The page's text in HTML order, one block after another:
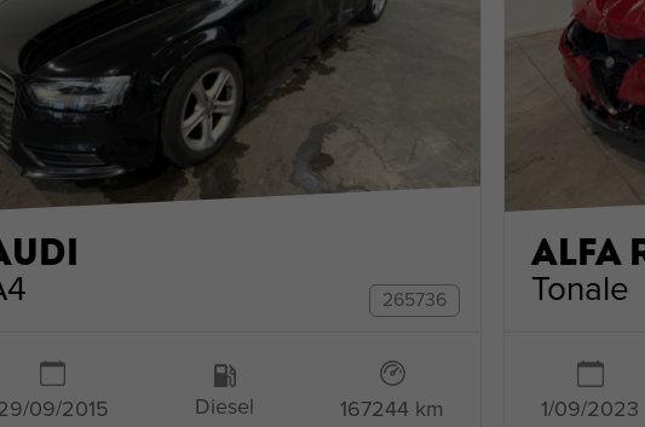
265736
09/2015 Diesel 167244 km
ALFA
Tonale
1/09/2023